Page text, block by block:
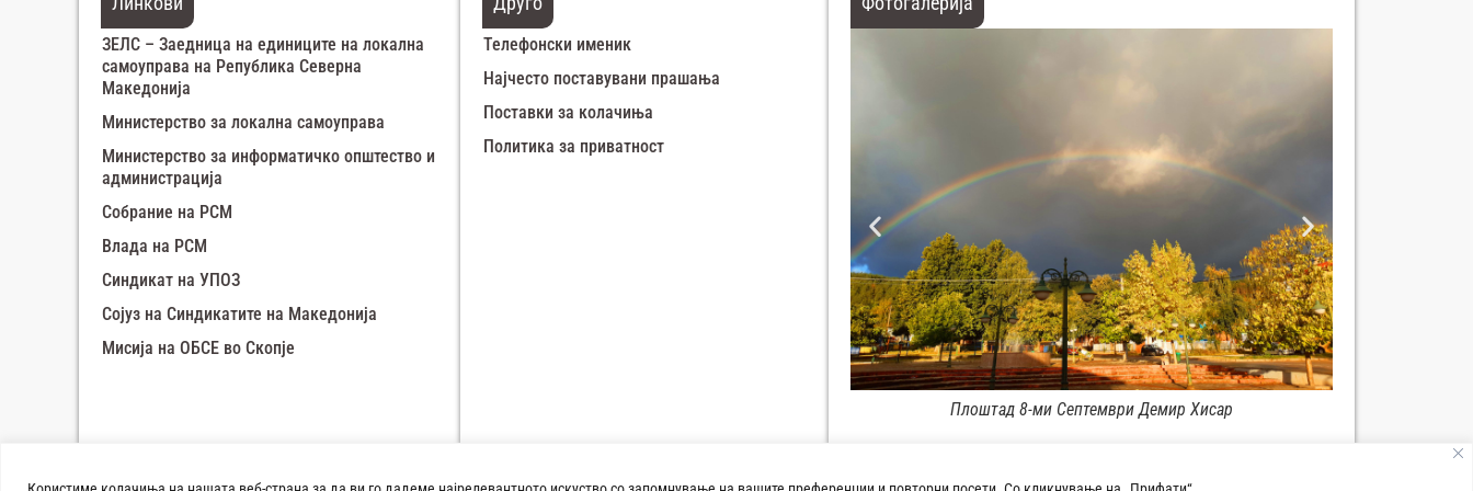
ЗЕЛС – Заедница на единиците на локална
самоуправа на Република Северна
Македонија
Министерство за локална самоуправа
Министерство за информатичко општество и
администрација
Собрание на РСМ
Влада на РСМ
Синдикат на УПОЗ
Сојуз на Синдикатите на Македонија
Мисија на ОБСЕ во Скопје
Телефонски именик
Најчесто поставувани прашања
Поставки за колачиња
Политика за приватност
Плоштад 8-ми Септември Демир Хисар